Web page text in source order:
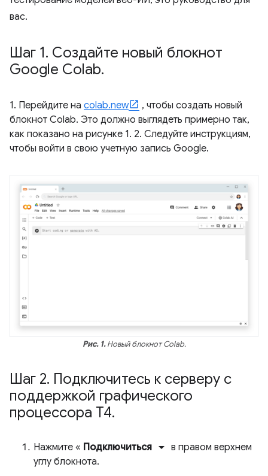
вас.
Шаг 1. Создайте новый блокнот
Google Colab.
1. Перейдите на colab.new
, чтобы создать новый
блокнот Colab. Это должно выглядеть примерно так,
как показано на рисунке 1. 2. Следуйте инструкциям,
чтобы войти в свою учетную запись Google.
Рис. 1.Новый блокнот Colab.
Шаг 2. Подключитесь к серверу с
поддержкой графического
процессора T4.
Нажмите « Подключиться arrow_drop_down в правом верхнем
углу блокнота.